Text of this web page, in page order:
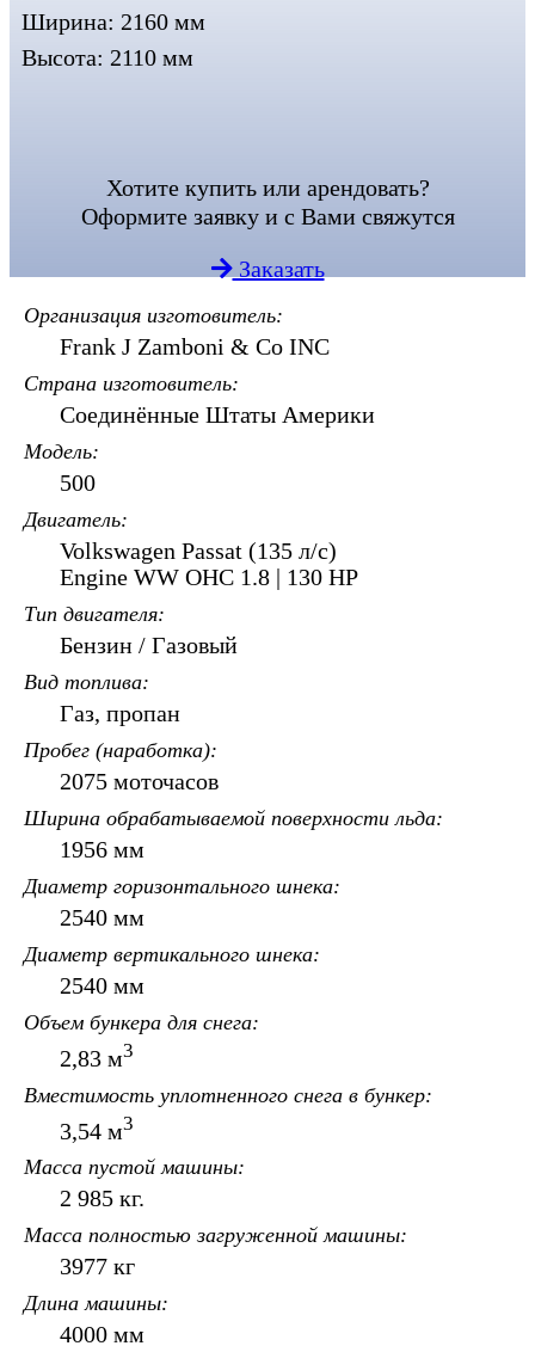
Ширина: 2160 мм
Высота: 2110 мм
Хотите купить или арендовать?
Оформите заявку и с Вами свяжутся
Заказать
Организация изготовитель
Frank J Zamboni & Co INC
Страна изготовитель
Соединённые Штаты Америки
Модель
500
Двигатель
Volkswagen Passat (135 л/с)
Engine WW OHC 1.8 | 130 HP
Тип двигателя
Бензин / Газовый
Вид топлива
Газ, пропан
Пробег (наработка)
2075 моточасов
Ширина обрабатываемой поверхности льда
1956 мм
Диаметр горизонтального шнека
2540 мм
Диаметр вертикального шнека
2540 мм
Объем бункера для снега
2,83 м3
Вместимость уплотненного снега в бункер
3,54 м3
Масса пустой машины
2 985 кг.
Масса полностью загруженной машины
3977 кг
Длина машины
4000 мм